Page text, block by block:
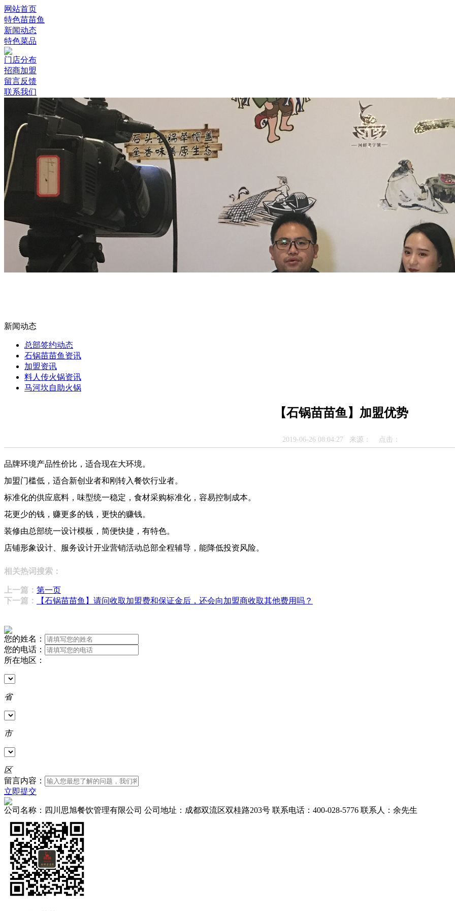
网站首页
特色苗苗鱼
新闻动态
特色菜品
门店分布
招商加盟
留言反馈
联系我们
新闻动态
总部签约动态
石锅苗苗鱼资讯
加盟资讯
料人传火锅资讯
马河坎自助火锅
【石锅苗苗鱼】加盟优势
2019-06-26 08:04:27 来源： 点击：
品牌环境产品性价比，适合现在大环境。
加盟门槛低，适合新创业者和刚转入餐饮行业者。
标准化的供应底料，味型统一稳定，食材采购标准化，容易控制成本。
花更少的钱，赚更多的钱，更快的赚钱。
装修由总部统一设计模板，简便快捷，有特色。
店铺形象设计、服务设计开业营销活动总部全程辅导，能降低投资风险。
相关热词搜索：
上一篇： 第一页
下一篇：
【石锅苗苗鱼】请问收取加盟费和保证金后，还会向加盟商收取其他费用吗？
您的姓名：
您的电话：
所在地区：
省
市
区
留言内容：
立即提交
公司名称：四川思旭餐饮管理有限公司 公司地址：成都双流区双桂路203号 联系电话：400-028-5776 联系人：余先生